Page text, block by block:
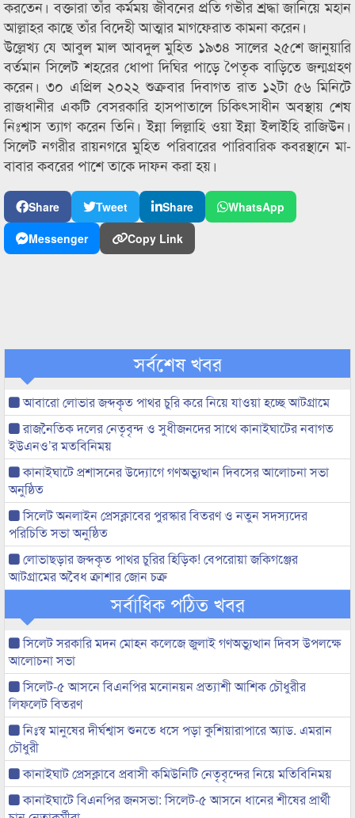
করতেন। বক্তারা তাঁর কর্মময় জীবনের প্রতি গভীর শ্রদ্ধা জানিয়ে মহান
আল্লাহর কাছে তাঁর বিদেহী আত্মার মাগফেরাত কামনা করেন।
উল্লেখ্য যে আবুল মাল আবদুল মুহিত ১৯৩৪ সালের ২৫শে জানুয়ারি
বর্তমান সিলেট শহরের ধোপা দিঘির পাড়ে পৈতৃক বাড়িতে জন্মগ্রহণ
করেন। ৩০ এপ্রিল ২০২২ শুক্রবার দিবাগত রাত ১২টা ৫৬ মিনিটে
রাজধানীর একটি বেসরকারি হাসপাতালে চিকিৎসাধীন অবস্থায় শেষ
নিঃশ্বাস ত্যাগ করেন তিনি। ইন্না লিল্লাহি ওয়া ইন্না ইলাইহি রাজিউন।
সিলেট নগরীর রায়নগরে মুহিত পরিবারের পারিবারিক কবরস্থানে মা-
বাবার কবরের পাশে তাকে দাফন করা হয়।
Share Tweet Share
WhatsApp
Messenger
Copy Link
সর্বশেষ খবর
আবারো লোভার জব্দকৃত পাথর চুরি করে নিয়ে যাওয়া হচ্ছে আটগ্রামে
রাজনৈতিক দলের নেতৃবৃন্দ ও সুধীজনদের সাথে কানাইঘাটের নবাগত
ইউএনও’র মতবিনিময়
কানাইঘাটে প্রশাসনের উদ্যোগে গণঅভ্যুত্থান দিবসের আলোচনা সভা
অনুষ্ঠিত
সিলেট অনলাইন প্রেসক্লাবের পুরস্কার বিতরণ ও নতুন সদস্যদের
পরিচিতি সভা অনুষ্ঠিত
লোভাছড়ার জব্দকৃত পাথর চুরির হিড়িক! বেপরোয়া জকিগঞ্জের
আটগ্রামের অবৈধ ক্রাশার জোন চক্র
সর্বাধিক পঠিত খবর
সিলেট সরকারি মদন মোহন কলেজে জুলাই গণঅভ্যুত্থান দিবস উপলক্ষে
আলোচনা সভা
সিলেট-৫ আসনে বিএনপির মনোনয়ন প্রত্যাশী আশিক চৌধুরীর
লিফলেট বিতরণ
নিঃস্ব মানুষের দীর্ঘশ্বাস শুনতে ধসে পড়া কুশিয়ারাপারে অ্যাড. এমরান
চৌধুরী
কানাইঘাট প্রেসক্লাবে প্রবাসী কমিউনিটি নেতৃবৃন্দের নিয়ে মতিবিনিময়
কানাইঘাটে বিএনপির জনসভা: সিলেট-৫ আসনে ধানের শীষের প্রার্থী